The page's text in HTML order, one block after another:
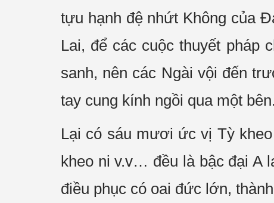
tựu hạnh đệ nhứt Không của
Lai, để các cuộc thuyết pháp
sanh, nên các Ngài vội đến
tay cung kính ngồi qua một bên.
Lại có sáu mươi ức vị Tỳ
kheo ni v.v… đều là bậc đại A
điều phục có oai đức lớn,